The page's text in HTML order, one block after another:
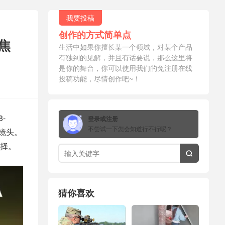
。
。
我要投稿
创作的方式简单点
生活中如果你擅长某一个领域，对某个产品
有独到的见解，并且有话要说，那么这里将
是你的舞台，你可以使用我们的免注册在线
投稿功能，尽情创作吧~！
登录或注册
不尝试一下怎会知道行不行呢？

猜你喜欢